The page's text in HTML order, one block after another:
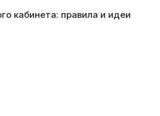
кабинета: правила и идеи